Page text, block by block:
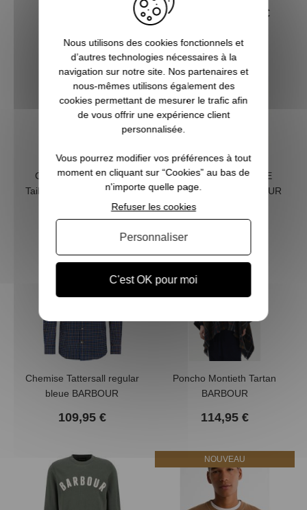
94,95 €
Chemise FORTROSE
Tailored Tartan BARBOUR
Chemise FORTROSE
Tailored Tartan BARBOUR
Chemise Tattersall regular
bleue BARBOUR
109,95 €
Poncho Montieth Tartan
BARBOUR
114,95 €
NOUVEAU
Nous utilisons des cookies fonctionnels et
d’autres technologies nécessaires à la
navigation sur notre site. Nos partenaires et
nous-mêmes utilisons également des
cookies permettant de mesurer le trafic afin
de vous offrir une expérience client
personnalisée.
Vous pourrez modifier vos préférences à tout
moment en cliquant sur “Cookies” au bas de
n'importe quelle page.
C'est OK pour moi
Refuser les cookies
Personnaliser